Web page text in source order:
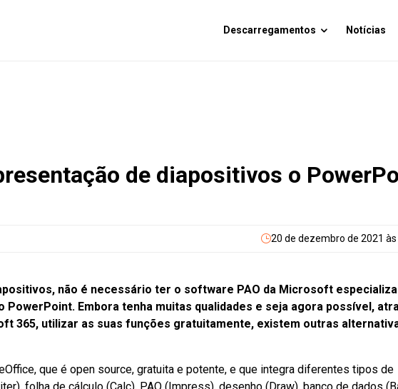
Descarregamentos Notícias
de diapositivos o
20 de dezembro de 2021 às
não é necessário ter o software PAO da Microsoft
Embora tenha muitas qualidades e seja agora possível,
365, utilizar as suas funções gratuitamente, existem outras
que é open source, gratuita e potente, e que integra diferentes tipos de